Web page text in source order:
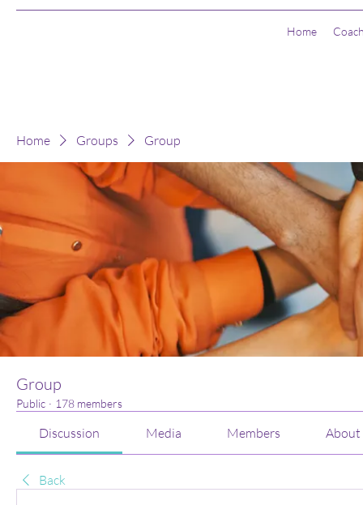
Home
Home Groups Group
Group
Public · 178 members
Discussion Media Members About
Back